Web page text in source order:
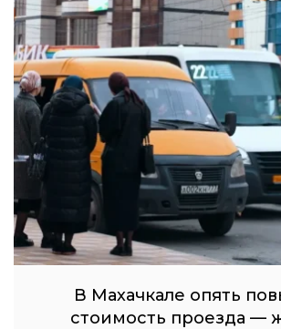
В Махачкале опять
стоимость проезда —